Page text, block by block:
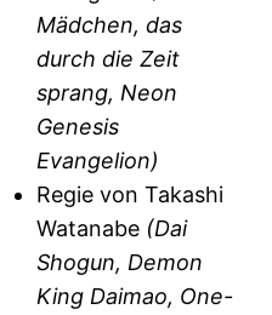
Mädchen, das
durch die Zeit
sprang, Neon
Genesis
Evangelion)
Regie von Takashi
Watanabe (Dai
Shogun, Demon
King Daimao, One-